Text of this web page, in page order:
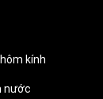
kính
nước